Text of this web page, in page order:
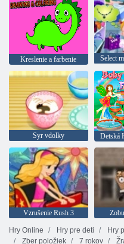
Kreslenie a farbenie
Syr vdolky
Vzrušenie Rush 3
Hry Online
Hry pre deti Hry
Zber položiek
7 rokov